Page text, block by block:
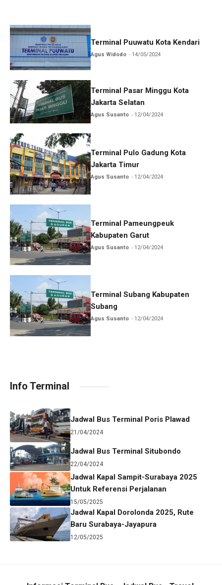
Terminal Puuwatu Kota Kendari
Agus Widodo 14/05/2024
Terminal Pasar Minggu Kota
Jakarta Selatan
Agus Susanto 12/04/2024
Terminal Pulo Gadung Kota
Jakarta Timur
Agus Susanto 12/04/2024
Terminal Pameungpeuk
Kabupaten Garut
Agus Susanto 12/04/2024
Terminal Subang Kabupaten
Subang
Agus Susanto 12/04/2024
Info Terminal
Jadwal Bus Terminal Poris Plawad
21/04/2024
Jadwal Bus Terminal Situbondo
22/04/2024
Jadwal Kapal Sampit-Surabaya 2025
Untuk Referensi Perjalanan
15/05/2025
Jadwal Kapal Dorolonda 2025, Rute
Baru Surabaya-Jayapura
12/05/2025